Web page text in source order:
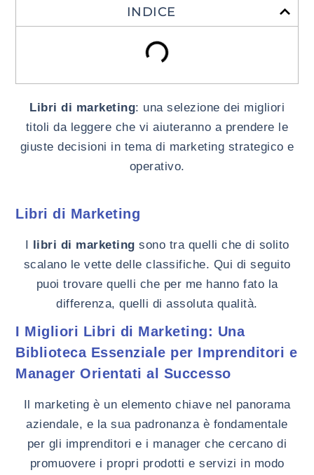
INDICE
Libri di marketing: una selezione dei migliori
titoli da leggere che vi aiuteranno a prendere le
giuste decisioni in tema di marketing strategico e
operativo.
Libri di Marketing
I libri di marketing sono tra quelli che di solito
scalano le vette delle classifiche. Qui di seguito
puoi trovare quelli che per me hanno fato la
differenza, quelli di assoluta qualità.
I Migliori Libri di Marketing: Una
Biblioteca Essenziale per Imprenditori e
Manager Orientati al Successo
Il marketing è un elemento chiave nel panorama
aziendale, e la sua padronanza è fondamentale
per gli imprenditori e i manager che cercano di
promuovere i propri prodotti e servizi in modo